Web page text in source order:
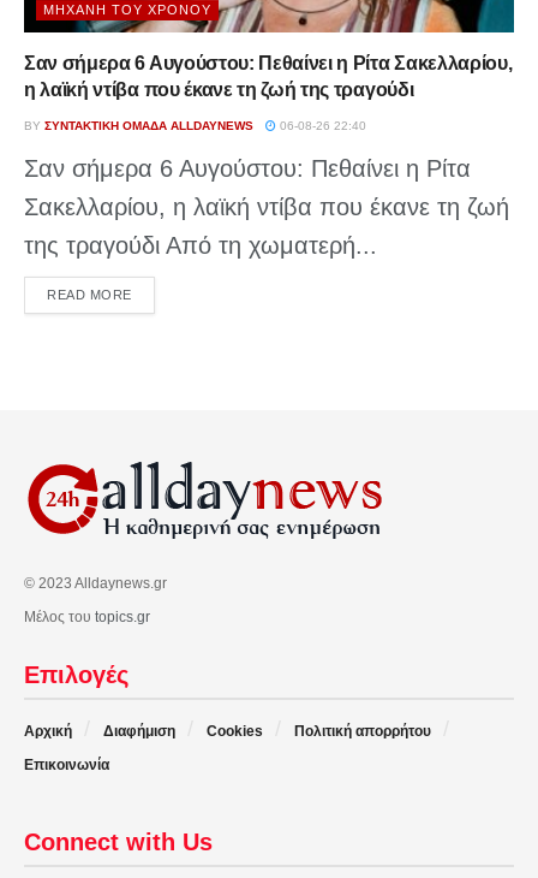
ΜΗΧΑΝΉ ΤΟΥ ΧΡΌΝΟΥ
Σαν σήμερα 6 Αυγούστου: Πεθαίνει η Ρίτα Σακελλαρίου,
η λαϊκή ντίβα που έκανε τη ζωή της τραγούδι
BY ΣΥΝΤΑΚΤΙΚΉ ΟΜΆΔΑ ALLDAYNEWS 06-08-26 22:40
Σαν σήμερα 6 Αυγούστου: Πεθαίνει η Ρίτα
Σακελλαρίου, η λαϊκή ντίβα που έκανε τη ζωή
της τραγούδι Από τη χωματερή...
READ MOREDETAILS
© 2023 Alldaynews.gr
Μέλος του topics.gr
Επιλογές
Αρχική Διαφήμιση Cookies
Πολιτική απορρήτου
Επικοινωνία
Connect with Us